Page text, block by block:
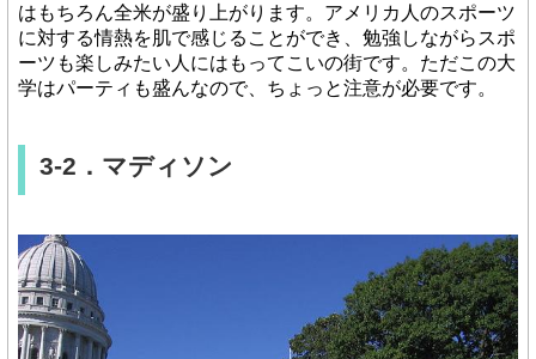
はもちろん全米が盛り上がります。アメリカ人のスポーツ
に対する情熱を肌で感じることができ、勉強しながらスポ
ーツも楽しみたい人にはもってこいの街です。ただこの大
学はパーティも盛んなので、ちょっと注意が必要です。
3-2．マディソン